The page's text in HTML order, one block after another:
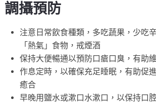
調攝預防
注意日常飲食種類，多吃蔬果，少吃
「熱氣」食物，戒煙酒
保持大便暢通以預防口瘡口臭，有助
作息定時，以確保充足睡眠，有助促
癒合
早晚用鹽水或漱口水漱口，以保持口